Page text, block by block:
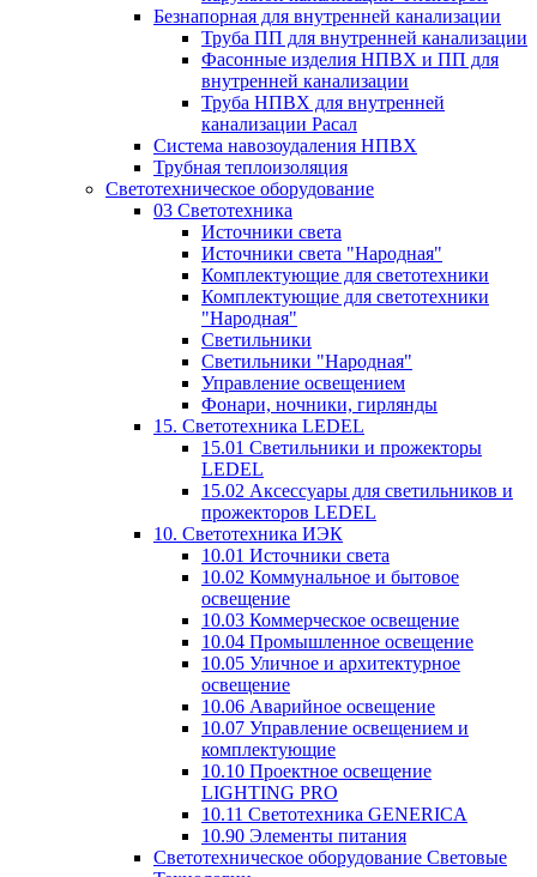
Безнапорная для внутренней канализации
Труба ПП для внутренней канализации
Фасонные изделия НПВХ и ПП для
внутренней канализации
Труба НПВХ для внутренней
канализации Расал
Система навозоудаления НПВХ
Трубная теплоизоляция
Светотехническое оборудование
03 Светотехника
Источники света
Источники света "Народная"
Комплектующие для светотехники
Комплектующие для светотехники
"Народная"
Светильники
Светильники "Народная"
Управление освещением
Фонари, ночники, гирлянды
15. Светотехника LEDEL
15.01 Светильники и прожекторы
LEDEL
15.02 Аксессуары для светильников и
прожекторов LEDEL
10. Светотехника ИЭК
10.01 Источники света
10.02 Коммунальное и бытовое
освещение
10.03 Коммерческое освещение
10.04 Промышленное освещение
10.05 Уличное и архитектурное
освещение
10.06 Аварийное освещение
10.07 Управление освещением и
комплектующие
10.10 Проектное освещение
LIGHTING PRO
10.11 Светотехника GENERICA
10.90 Элементы питания
Светотехническое оборудование Световые